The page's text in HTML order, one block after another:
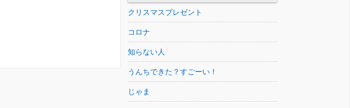
クリスマスプレゼント
コロナ
知らない人
うんちできた？すごーい！
じゃま